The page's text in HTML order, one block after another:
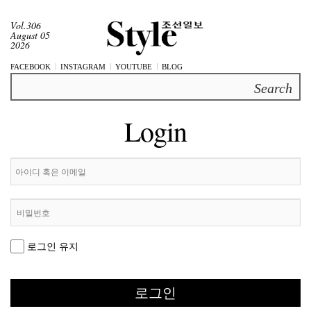
Vol.306
August 05
2026
FACEBOOK INSTAGRAM YOUTUBE BLOG
Login
로그인 유지